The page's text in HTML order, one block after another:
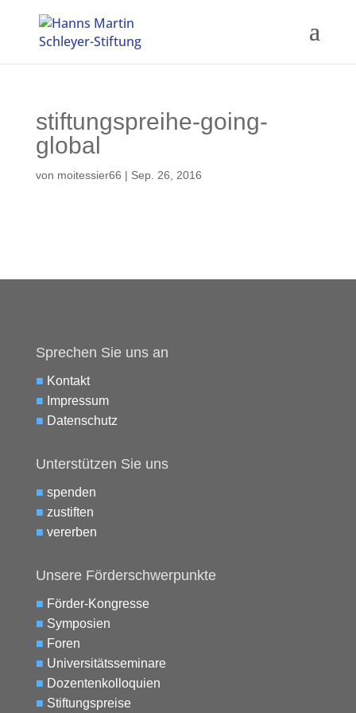
stiftungspreihe-going-
global
von moitessier66 | Sep. 26, 2016
Sprechen Sie uns an
■ Kontakt
■ Impressum
■ Datenschutz
Unterstützen Sie uns
■ spenden
■ zustiften
■ vererben
Unsere Förderschwerpunkte
■ Förder-Kongresse
■ Symposien
■ Foren
■ Universitätsseminare
■ Dozentenkolloquien
■ Stiftungspreise